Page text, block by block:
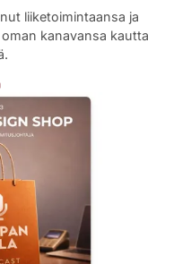
liiketoimintaansa ja
kanavansa kautta